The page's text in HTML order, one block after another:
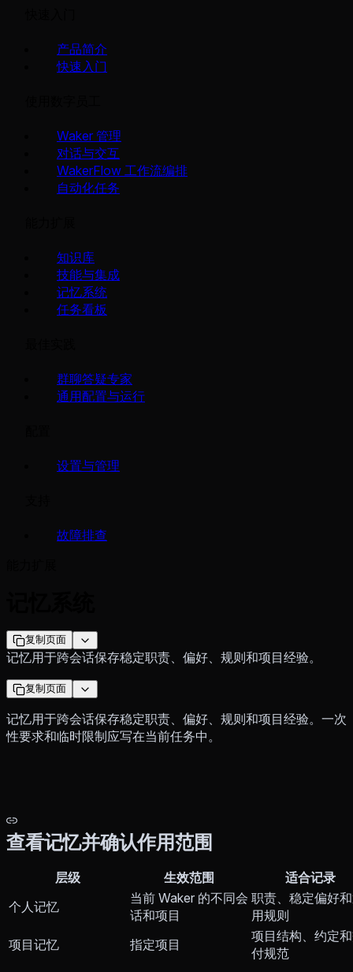
产品简介
快速入门
Waker 管理
对话与交互
WakerFlow 工作流编排
自动化任务
知识库
技能与集成
记忆系统
任务看板
群聊答疑专家
通用配置与运行
设置与管理
故障排查
复制页面
记忆用于跨会话保存稳定职责、偏好、规则和项目经验。
复制页面
记忆用于跨会话保存稳定职责、偏好、规则和项目经验。一次
性要求和临时限制应写在当前任务中。
查看记忆并确认作用范围
层级 生效范围
适合记录
个人记忆
当前 Waker 的不同会
话和项目
职责、稳定偏好
用规则
项目记忆
指定项目
项目结构、约定
付规范